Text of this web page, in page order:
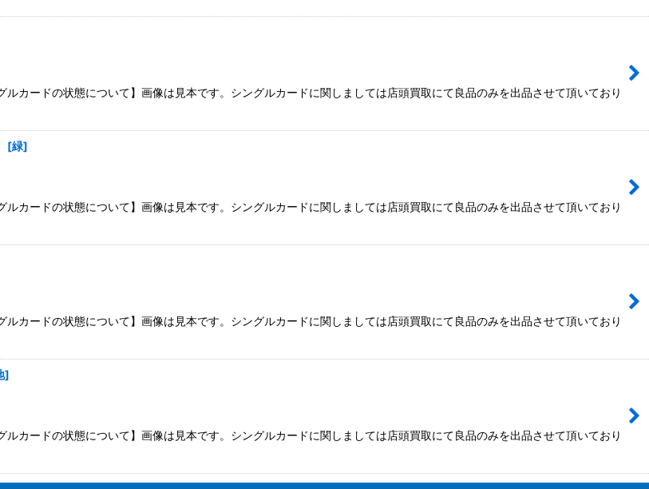
カードの状態について】画像は見本です。シングルカードに関しましては店頭買取にて良品のみを出品させて頂いており
[緑]
カードの状態について】画像は見本です。シングルカードに関しましては店頭買取にて良品のみを出品させて頂いており
カードの状態について】画像は見本です。シングルカードに関しましては店頭買取にて良品のみを出品させて頂いており
]
カードの状態について】画像は見本です。シングルカードに関しましては店頭買取にて良品のみを出品させて頂いており